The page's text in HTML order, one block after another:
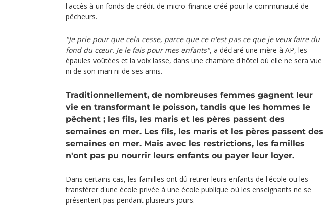
l'accès à un fonds de crédit de micro-finance créé pour la communauté de
pêcheurs.
"Je prie pour que cela cesse, parce que ce n'est pas ce que je veux faire du
fond du cœur. Je le fais pour mes enfants", a déclaré une mère à AP, les
épaules voûtées et la voix lasse, dans une chambre d'hôtel où elle ne sera vue
ni de son mari ni de ses amis.
Traditionnellement, de nombreuses femmes gagnent leur
vie en transformant le poisson, tandis que les hommes le
pêchent ; les fils, les maris et les pères passent des
semaines en mer. Les fils, les maris et les pères passent des
semaines en mer. Mais avec les restrictions, les familles
n'ont pas pu nourrir leurs enfants ou payer leur loyer.
Dans certains cas, les familles ont dû retirer leurs enfants de l'école ou les
transférer d'une école privée à une école publique où les enseignants ne se
présentent pas pendant plusieurs jours.